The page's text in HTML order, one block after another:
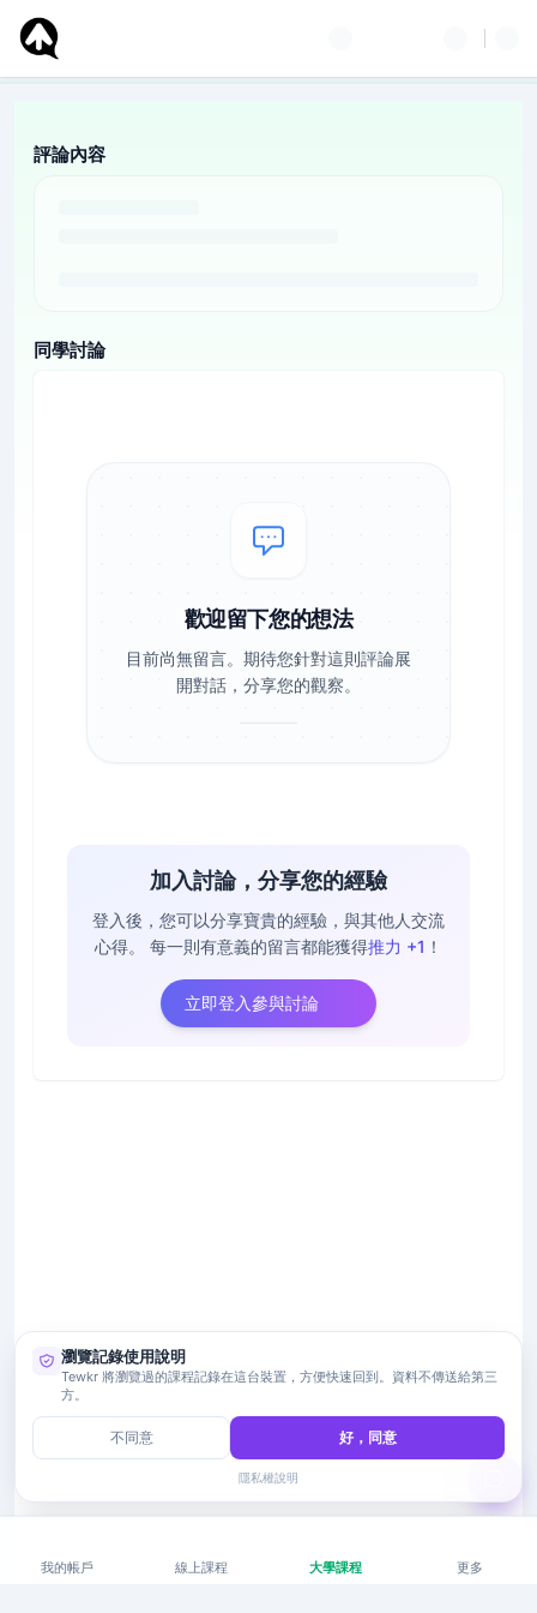
評論內容
同學討論
歡迎留下您的想法
目前尚無留言。期待您針對這則評論展
開對話，分享您的觀察。
加入討論，分享您的經驗
登入後，您可以分享寶貴的經驗，與其他人交流
心得。
每一則有意義的留言都能獲得推力 +1 ！
立即登入參與討論
我的帳戶 線上課程 大學課程 更多
瀏覽記錄使用說明
Tewkr 將瀏覽過的課程記錄在這台裝置，方便快速回到。資料不傳送給第三
方。
不同意 好，同意
隱私權說明